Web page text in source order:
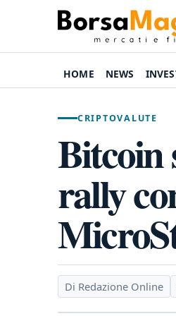
HOME NEWS
CRIPTOVALUTE
Bitcoin
rally
Di Redazione Online